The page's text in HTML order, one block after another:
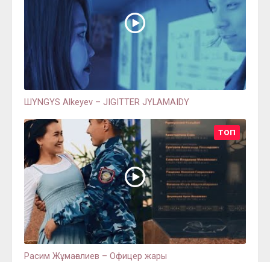
ШYNGYS Alkeyev – JIGITTER JYLAMAIDY
ТОП
Расим Жұмағалиев – Офицер жары